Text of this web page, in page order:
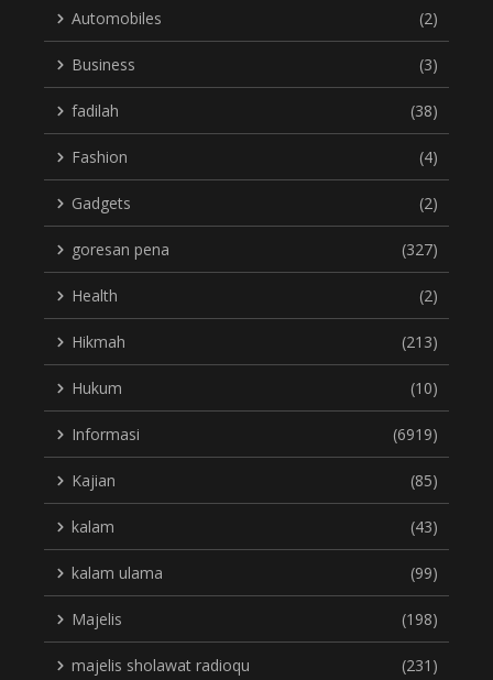
Automobiles (2)
Business (3)
fadilah (38)
Fashion (4)
Gadgets (2)
goresan pena (327)
Health (2)
Hikmah (213)
Hukum (10)
Informasi (6919)
Kajian (85)
kalam (43)
kalam ulama (99)
Majelis (198)
majelis sholawat radioqu (231)